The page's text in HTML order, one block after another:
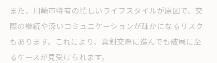
また、川崎市特有の忙しいライフスタイルが原因で、交
際の継続や深いコミュニケーションが疎かになるリスク
もあります。これにより、真剣交際に進んでも破局に至
るケースが見受けられます。